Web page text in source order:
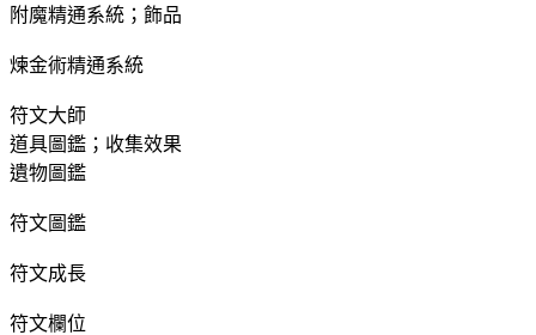
附魔精通系統；飾品
煉金術精通系統
符文大師
道具圖鑑；收集效果
遺物圖鑑
符文圖鑑
符文成長
符文欄位